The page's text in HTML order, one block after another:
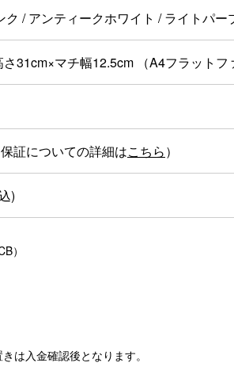
ク / アンティークホワイト / ライトパー
31cm×マチ幅12.5cm （A4フラットフ
証についての詳細はこちら）
)
）
は入金確認後となります。